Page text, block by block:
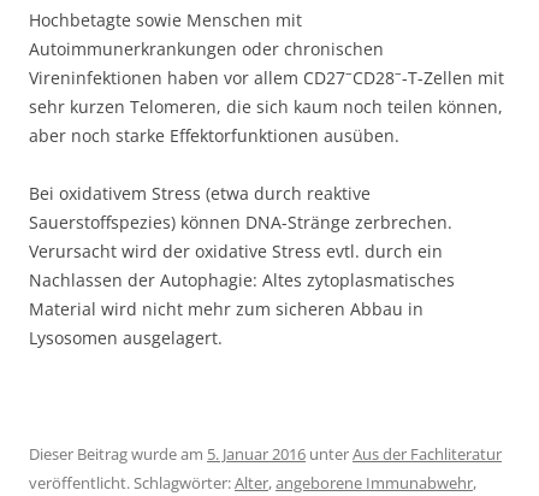
Hochbetagte sowie Menschen mit
Autoimmunerkrankungen oder chronischen
Vireninfektionen haben vor allem CD27–CD28–-T-Zellen mit
sehr kurzen Telomeren, die sich kaum noch teilen können,
aber noch starke Effektorfunktionen ausüben.
Bei oxidativem Stress (etwa durch reaktive
Sauerstoffspezies) können DNA-Stränge zerbrechen.
Verursacht wird der oxidative Stress evtl. durch ein
Nachlassen der Autophagie: Altes zytoplasmatisches
Material wird nicht mehr zum sicheren Abbau in
Lysosomen ausgelagert.
Dieser Beitrag wurde am 5. Januar 2016 unterAus der Fachliteratur
veröffentlicht. Schlagwörter:Alter,angeborene Immunabwehr,